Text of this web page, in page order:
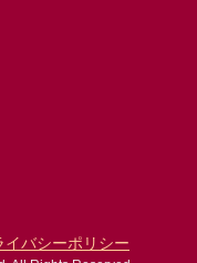
イバシーポリシー